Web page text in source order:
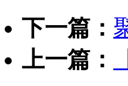
下一篇：
上一篇：